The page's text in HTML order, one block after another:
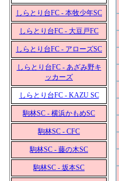
しらとり台FC - 本牧少年SC
しらとり台FC - 大豆戸FC
しらとり台FC - アローズSC
しらとり台FC - あざみ野キ
ッカーズ
しらとり台FC - KAZU SC
駒林SC - 横浜かもめSC
駒林SC - CFC
駒林SC - 藤の木SC
駒林SC - 坂本SC